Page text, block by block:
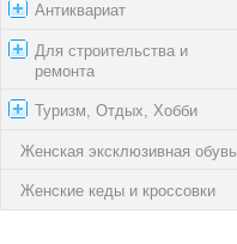
Антиквариат
Для строительства и
ремонта
Туризм, Отдых, Хобби
Женская эксклюзивная обувь
Женские кеды и кроссовки